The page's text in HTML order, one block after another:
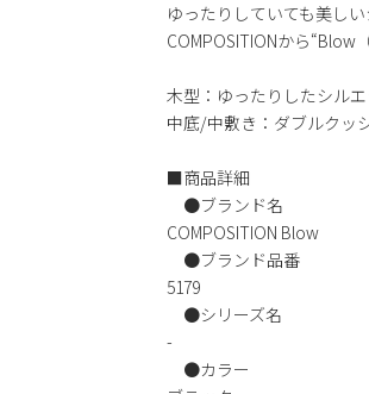
ゆったりしていても美し
COMPOSITIONから“Blow
木型：ゆったりしたシル
中底/中敷き：ダブルクッ
■商品詳細
●ブランド名
COMPOSITION Blow
●ブランド品番
5179
●シリーズ名
-
●カラー